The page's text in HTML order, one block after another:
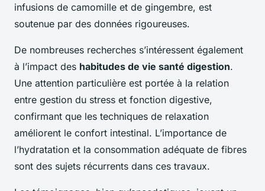
infusions de camomille et de gingembre, est
soutenue par des données rigoureuses.
De nombreuses recherches s’intéressent également
à l’impact des habitudes de vie santé digestion.
Une attention particulière est portée à la relation
entre gestion du stress et fonction digestive,
confirmant que les techniques de relaxation
améliorent le confort intestinal. L’importance de
l’hydratation et la consommation adéquate de fibres
sont des sujets récurrents dans ces travaux.